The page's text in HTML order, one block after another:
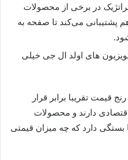
در برخی از محصولات
پشتیبانی می‌کند تا صفحه به
های اولد ال جی خیلی
رنج قیمت تقریبا برابر قرار
اقتصادی دارند و محصولات
دارد که چه میزان قیمتی